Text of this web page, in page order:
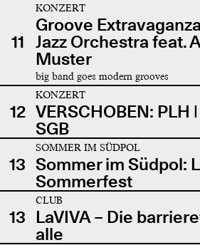
11
KONZERT
Groove
Jazz Orchestra feat.
Muster
big band goes modern grooves
12
KONZERT
VERSCHOBEN: PLH
SGB
13
SOMMER IM SÜDPOL
Sommer im Südpol:
Sommerfest
13
CLUB
LaVIVA – Die
alle